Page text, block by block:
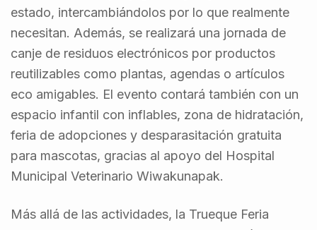
estado, intercambiándolos por lo que realmente
necesitan. Además, se realizará una jornada de
canje de residuos electrónicos por productos
reutilizables como plantas, agendas o artículos
eco amigables. El evento contará también con un
espacio infantil con inflables, zona de hidratación,
feria de adopciones y desparasitación gratuita
para mascotas, gracias al apoyo del Hospital
Municipal Veterinario Wiwakunapak.
Más allá de las actividades, la Trueque Feria